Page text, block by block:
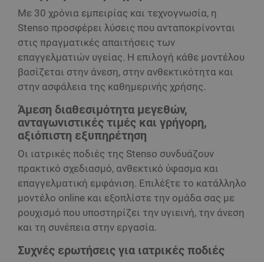
Με 30 χρόνια εμπειρίας και τεχνογνωσία, η
Stenso προσφέρει λύσεις που ανταποκρίνονται
στις πραγματικές απαιτήσεις των
επαγγελματιών υγείας. Η επιλογή κάθε μοντέλου
βασίζεται στην άνεση, στην ανθεκτικότητα και
στην ασφάλεια της καθημερινής χρήσης.
Άμεση διαθεσιμότητα μεγεθών,
ανταγωνιστικές τιμές και γρήγορη,
αξιόπιστη εξυπηρέτηση
Οι ιατρικές ποδιές της Stenso συνδυάζουν
πρακτικό σχεδιασμό, ανθεκτικό ύφασμα και
επαγγελματική εμφάνιση. Επιλέξτε το κατάλληλο
μοντέλο online και εξοπλίστε την ομάδα σας με
ρουχισμό που υποστηρίζει την υγιεινή, την άνεση
και τη συνέπεια στην εργασία.
Συχνές ερωτήσεις για ιατρικές ποδιές